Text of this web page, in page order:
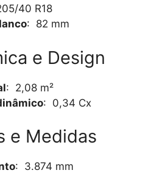
40 R18
: 82 mm
e Design
: 2,08 m²
: 0,34 Cx
e Medidas
: 3.874 mm